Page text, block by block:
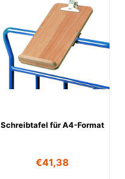
Schreibtafel für A4-Format
€41,38